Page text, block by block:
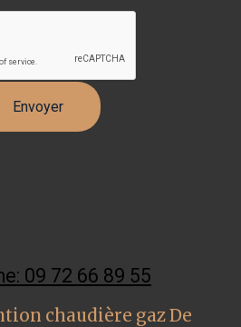
09 72 66 89 55
chaudière gaz De